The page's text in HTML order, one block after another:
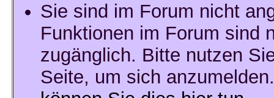
Sie sind im Forum nicht
Funktionen im Forum sind
zugänglich. Bitte nutzen
Seite, um sich